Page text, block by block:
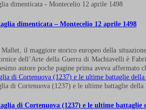
dimenticata – Montecelio 12 aprile 1498
il maggiore storico europeo della
dell’Arte della Guerra di Machiavelli è
autore poche pagine prima aveva
di Cortenuova (1237) e le ultime battaglie